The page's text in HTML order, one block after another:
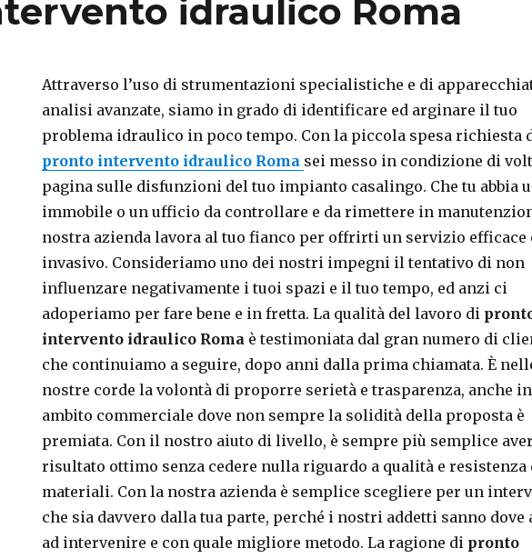
idraulico Roma
Attraverso l’uso di strumentazioni specialistiche e di
analisi avanzate, siamo in grado di identificare ed arginare il tuo
problema idraulico in poco tempo. Con la piccola spesa richiesta
pronto intervento idraulico Roma sei messo in condizione di
pagina sulle disfunzioni del tuo impianto casalingo. Che tu abbia
immobile o un ufficio da controllare e da rimettere in
nostra azienda lavora al tuo fianco per offrirti un servizio efficace
invasivo. Consideriamo uno dei nostri impegni il tentativo di non
influenzare negativamente i tuoi spazi e il tuo tempo, ed anzi ci
adoperiamo per fare bene e in fretta. La qualità del lavoro di
intervento idraulico Roma è testimoniata dal gran numero di
che continuiamo a seguire, dopo anni dalla prima chiamata. È
nostre corde la volontà di proporre serietà e trasparenza, anche
ambito commerciale dove non sempre la solidità della proposta è
premiata. Con il nostro aiuto di livello, è sempre più semplice
risultato ottimo senza cedere nulla riguardo a qualità e resistenza
materiali. Con la nostra azienda è semplice scegliere per un
che sia davvero dalla tua parte, perché i nostri addetti sanno dove
ad intervenire e con quale migliore metodo. La ragione di pronto